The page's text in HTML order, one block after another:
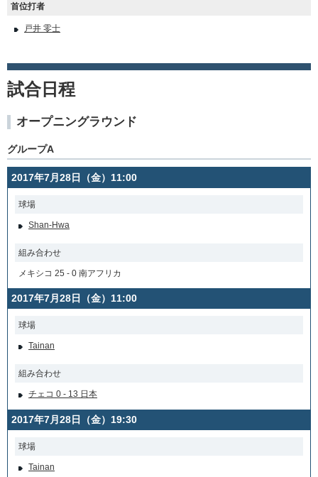
首位打者
戸井 零士
試合日程
オープニングラウンド
グループA
2017年7月28日（金）11:00
球場
Shan-Hwa
組み合わせ
メキシコ 25 - 0 南アフリカ
2017年7月28日（金）11:00
球場
Tainan
組み合わせ
チェコ 0 - 13 日本
2017年7月28日（金）19:30
球場
Tainan